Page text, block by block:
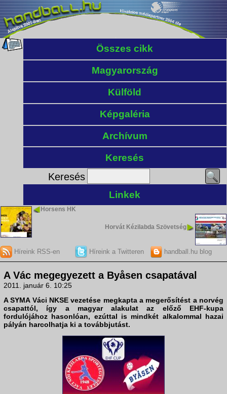
Összes cikk
Magyarország
Külföld
Képgaléria
Archívum
Keresés
Keresés
Linkek
Horsens HK
Horvát Kézilabda Szövetség
Híreink RSS-en Híreink a Twitteren handball.hu blog
A Vác megegyezett a Byåsen csapatával
2011. január 6. 10:25
ASYMA Váci NKSE vezetése megkapta a megerősítést a norvég
csapattól, így a magyar alakulat az előző EHF-kupa
fordulójához hasonlóan, ezúttal is mindkét alkalommal hazai
pályán harcolhatja ki a továbbjutást.